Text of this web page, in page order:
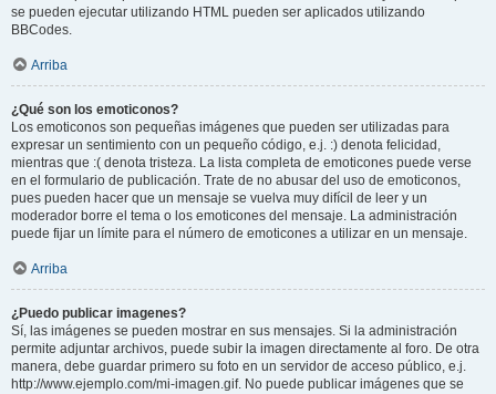
se pueden ejecutar utilizando HTML pueden ser aplicados utilizando
BBCodes.
Arriba
¿Qué son los emoticonos?
Los emoticonos son pequeñas imágenes que pueden ser utilizadas para
expresar un sentimiento con un pequeño código, e.j. :) denota felicidad,
mientras que :( denota tristeza. La lista completa de emoticones puede verse
en el formulario de publicación. Trate de no abusar del uso de emoticonos,
pues pueden hacer que un mensaje se vuelva muy difícil de leer y un
moderador borre el tema o los emoticones del mensaje. La administración
puede fijar un límite para el número de emoticones a utilizar en un mensaje.
Arriba
¿Puedo publicar imagenes?
Sí, las imágenes se pueden mostrar en sus mensajes. Si la administración
permite adjuntar archivos, puede subir la imagen directamente al foro. De otra
manera, debe guardar primero su foto en un servidor de acceso público, e.j.
http://www.ejemplo.com/mi-imagen.gif. No puede publicar imágenes que se